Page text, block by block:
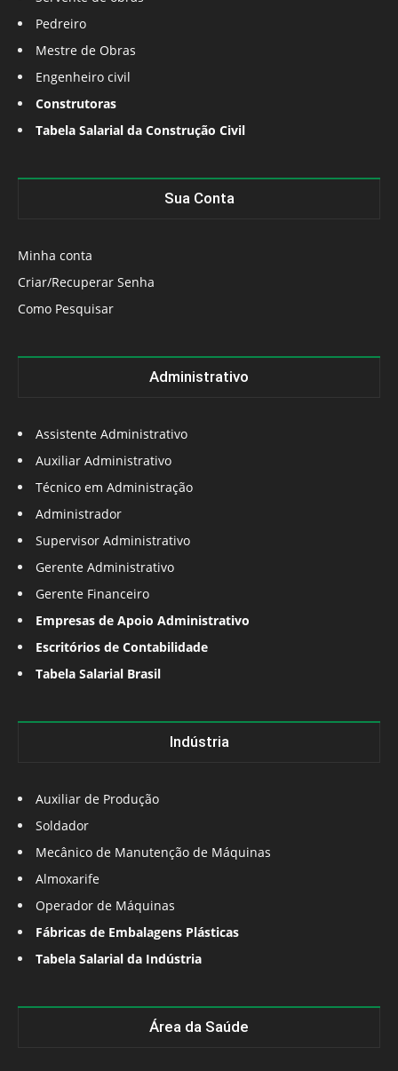
Pedreiro
Mestre de Obras
Engenheiro civil
Construtoras
Tabela Salarial da Construção Civil
Sua Conta
Minha conta
Criar/Recuperar Senha
Como Pesquisar
Administrativo
Assistente Administrativo
Auxiliar Administrativo
Técnico em Administração
Administrador
Supervisor Administrativo
Gerente Administrativo
Gerente Financeiro
Empresas de Apoio Administrativo
Escritórios de Contabilidade
Tabela Salarial Brasil
Indústria
Auxiliar de Produção
Soldador
Mecânico de Manutenção de Máquinas
Almoxarife
Operador de Máquinas
Fábricas de Embalagens Plásticas
Tabela Salarial da Indústria
Área da Saúde